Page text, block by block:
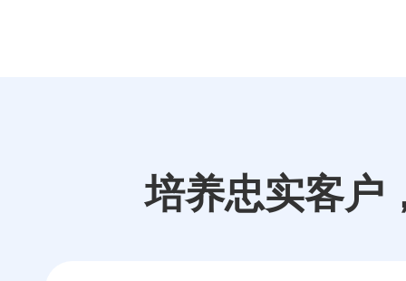
培养忠实客户